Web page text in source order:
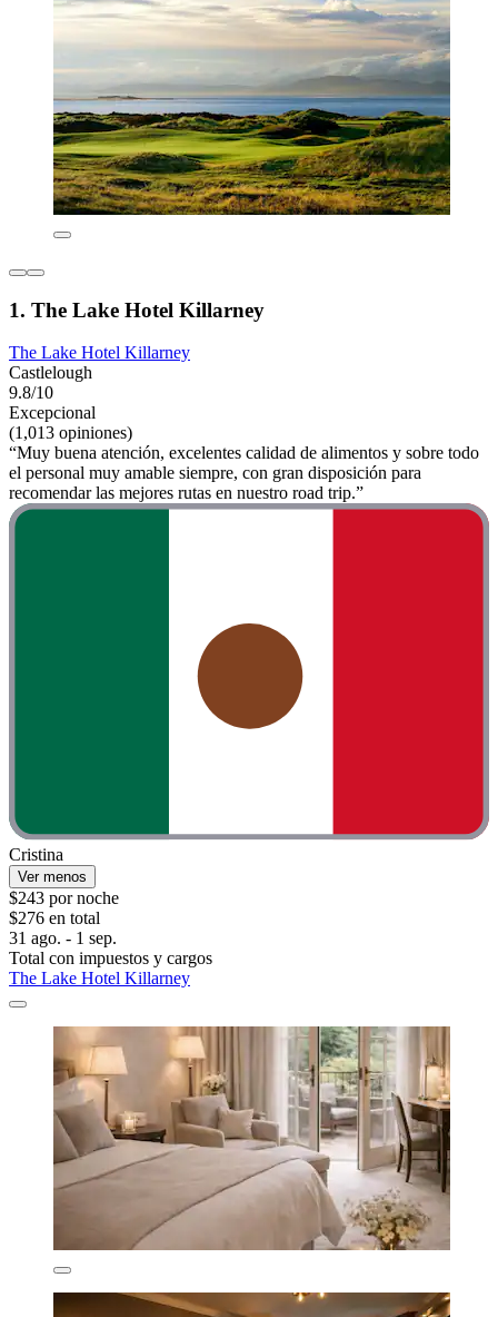
1. The Lake Hotel Killarney
The Lake Hotel Killarney
Castlelough
9.8/10
Excepcional
(1,013 opiniones)
“Muy buena atención, excelentes calidad de alimentos y sobre todo
el personal muy amable siempre, con gran disposición para
recomendar las mejores rutas en nuestro road trip.”
Cristina
Ver menos
$243 por noche
$276 en total
31 ago. - 1 sep.
Total con impuestos y cargos
The Lake Hotel Killarney